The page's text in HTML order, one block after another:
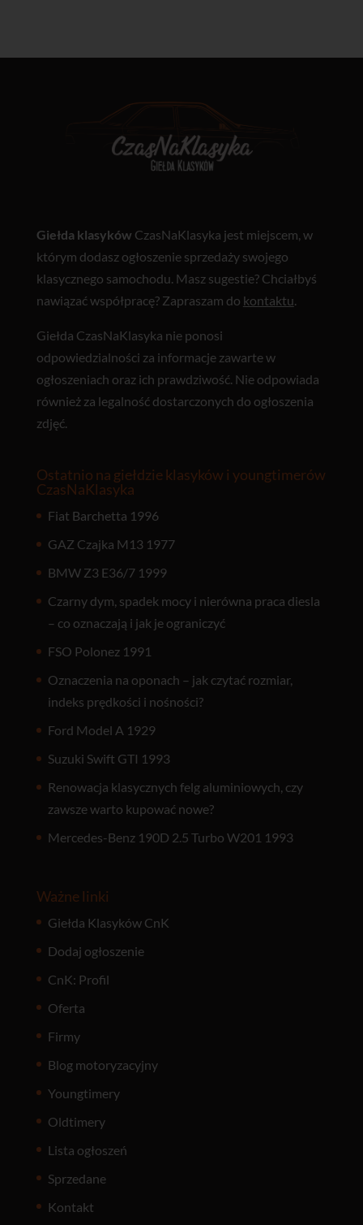
Giełda klasyków CzasNaKlasyka jest miejscem, w
którym dodasz ogłoszenie sprzedaży swojego
klasycznego samochodu. Masz sugestie? Chciałbyś
nawiązać współpracę? Zapraszam do kontaktu.
Giełda CzasNaKlasyka nie ponosi
odpowiedzialności za informacje zawarte w
ogłoszeniach oraz ich prawdziwość. Nie odpowiada
również za legalność dostarczonych do ogłoszenia
zdjęć.
Ostatnio na giełdzie klasyków i youngtimerów
CzasNaKlasyka
Fiat Barchetta 1996
GAZ Czajka M13 1977
BMW Z3 E36/7 1999
Czarny dym, spadek mocy i nierówna praca diesla
– co oznaczają i jak je ograniczyć
FSO Polonez 1991
Oznaczenia na oponach – jak czytać rozmiar,
indeks prędkości i nośności?
Ford Model A 1929
Suzuki Swift GTI 1993
Renowacja klasycznych felg aluminiowych, czy
zawsze warto kupować nowe?
Mercedes-Benz 190D 2.5 Turbo W201 1993
Ważne linki
Giełda Klasyków CnK
Dodaj ogłoszenie
CnK: Profil
Oferta
Firmy
Blog motoryzacyjny
Youngtimery
Oldtimery
Lista ogłoszeń
Sprzedane
Kontakt